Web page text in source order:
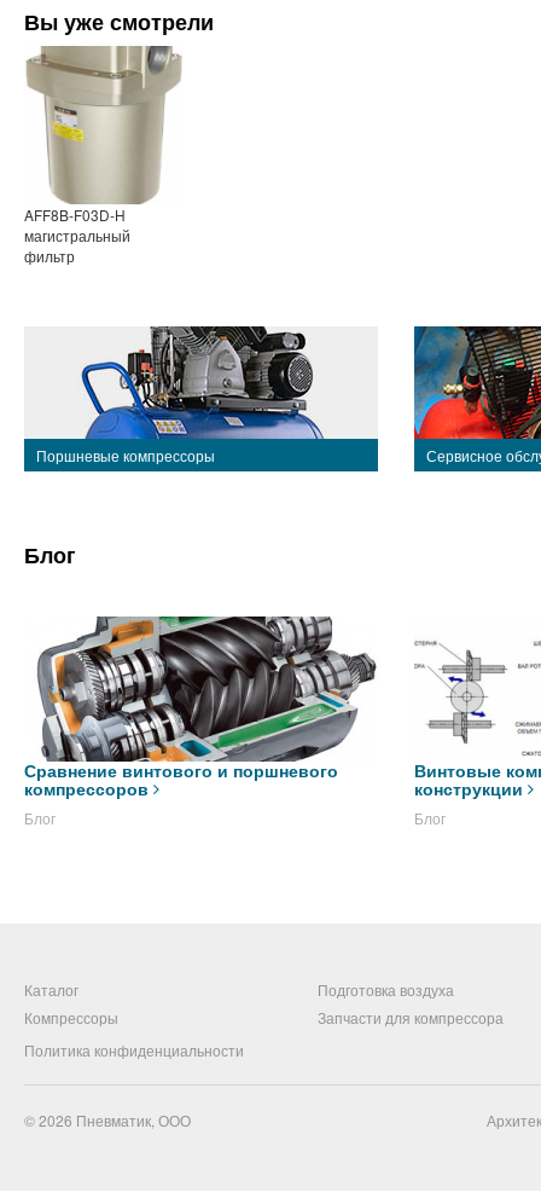
Вы уже смотрели
AFF8B-F03D-H
магистральный
фильтр
Поршневые компрессоры Сервисное
Блог
Сравнение винтового и поршневого
компрессоров
Блог
Винтовые
конструкции
Блог
Каталог
Компрессоры
Подготовка воздуха
Запчасти для компрессора
Политика конфиденциальности
© 2026 Пневматик, ООО